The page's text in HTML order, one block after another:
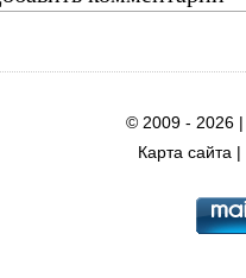
© 2009 - 2026
Карта сайта